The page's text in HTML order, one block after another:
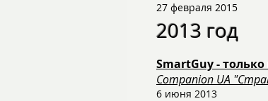
27 февраля 2015
2013 год
SmartGuy - только
Companion UA
6 июня 2013